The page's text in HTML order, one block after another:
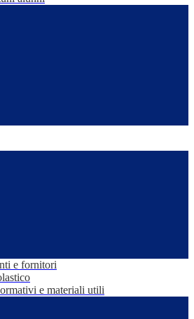
e fornitori
e materiali utili